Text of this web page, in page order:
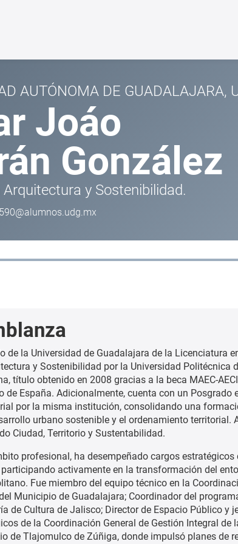
AUTÓNOMA DE GUADALAJARA,
Joáo
González
y Sostenibilidad.
de la Universidad de Guadalajara de la Licenciatura
y Sostenibilidad por la Universidad Politécnica
título obtenido en 2008 gracias a la beca MAEC-
de España. Adicionalmente, cuenta con un Posgrado
por la misma institución, consolidando una
urbano sostenible y el ordenamiento territorial.
Ciudad, Territorio y Sustentabilidad.
profesional, ha desempeñado cargos
activamente en la transformación del
Fue miembro del equipo técnico en la
Municipio de Guadalajara; Coordinador del
de Cultura de Jalisco; Director de Espacio Público y
de la Coordinación General de Gestión Integral de
de Tlajomulco de Zúñiga, donde impulsó planes de